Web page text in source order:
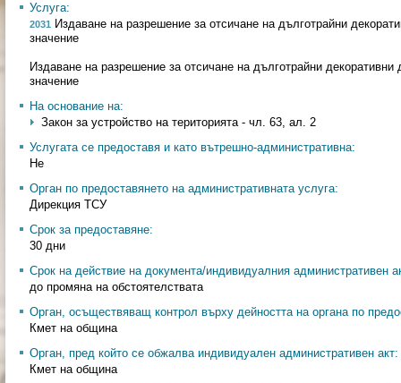
Услуга:
2031 Издаване на разрешение за отсичане на дълготрайни
значение
Издаване на разрешение за отсичане на дълготрайни
значение
На основание на:
Закон за устройство на територията - чл. 63, ал. 2
Услугата се предоставя и като вътрешно-административна:
Не
Орган по предоставянето на административната услуга:
Дирекция ТСУ
Срок за предоставяне:
30 дни
Срок на действие на документа/индивидуалния административен
до промяна на обстоятелствата
Орган, осъществяващ контрол върху дейността на органа по
Кмет на община
Орган, пред който се обжалва индивидуален административен акт:
Кмет на община